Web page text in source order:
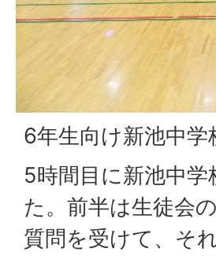
6年生向け新池中学
5時間目に新池中
た。前半は生徒会
質問を受けて、そ